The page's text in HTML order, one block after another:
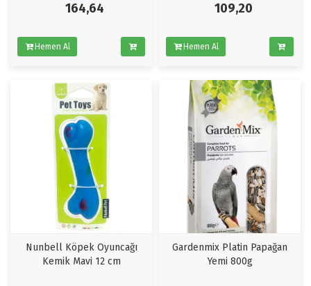
164,64
Hemen Al
109,20
Hemen Al
Nunbell Köpek Oyuncağı
Kemik Mavi 12 cm
Gardenmix Platin Papağan
Yemi 800g